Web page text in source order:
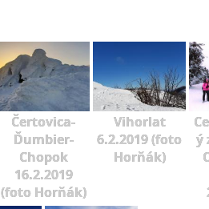
Čertovica-
Ďumbier-
Chopok
16.2.2019
(foto Horňák)
Vihorlat
6.2.2019 (foto
Horňák)
ý